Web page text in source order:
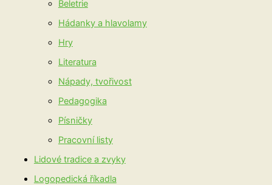
Beletrie
Hádanky a hlavolamy
Hry
Literatura
Nápady, tvořivost
Pedagogika
Písničky
Pracovní listy
Lidové tradice a zvyky
Logopedická říkadla